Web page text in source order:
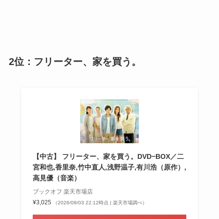
2位：フリーター、家を買う。
【中古】 フリーター、家を買う。DVD−BOX／二
宮和也,香里奈,竹中直人,浅野温子,有川浩（原作）,
高見優（音楽）
ブックオフ 楽天市場店
¥3,025
（2026/08/03 22:12時点 | 楽天市場調べ）